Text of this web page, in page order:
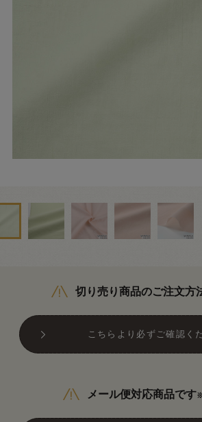
切り売り商品のご注文方
こちらより必ずご確認く
メール便対応商品です